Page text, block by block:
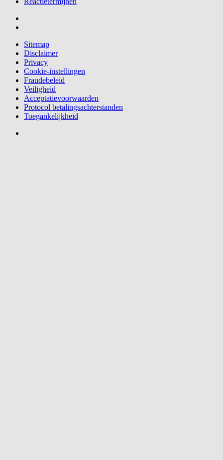
Sitemap
Disclaimer
Privacy
Cookie-instellingen
Fraudebeleid
Veiligheid
Acceptatievoorwaarden
Protocol betalingsachterstanden
Toegankelijkheid